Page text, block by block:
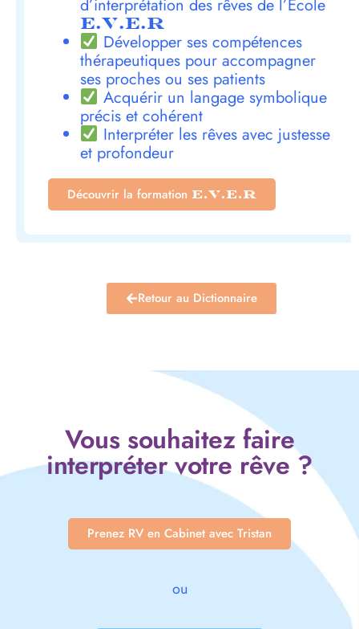
d’interprétation des rêves de l’École
E.V.E.R
Développer ses compétences
thérapeutiques pour accompagner
ses proches ou ses patients
Acquérir un langage symbolique
précis et cohérent
Interpréter les rêves avec justesse
et profondeur
Découvrir la formation E.V.E.R
Retour au Dictionnaire
Vous souhaitez faire
interpréter votre rêve ?
Prenez RV en Cabinet avec Tristan
ou